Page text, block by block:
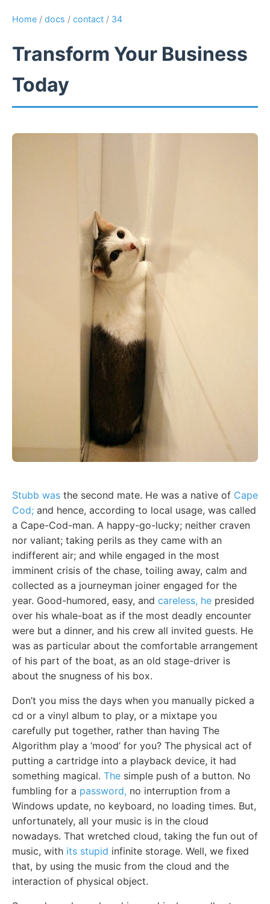
Home / docs / contact / 34
Transform Your Business
Today
Stubb was the second mate. He was a native of Cape
Cod; and hence, according to local usage, was called
a Cape-Cod-man. A happy-go-lucky; neither craven
nor valiant; taking perils as they came with an
indifferent air; and while engaged in the most
imminent crisis of the chase, toiling away, calm and
collected as a journeyman joiner engaged for the
year. Good-humored, easy, and careless, he presided
over his whale-boat as if the most deadly encounter
were but a dinner, and his crew all invited guests. He
was as particular about the comfortable arrangement
of his part of the boat, as an old stage-driver is
about the snugness of his box.
Don’t you miss the days when you manually picked a
cd or a vinyl album to play, or a mixtape you
carefully put together, rather than having The
Algorithm play a ‘mood’ for you? The physical act of
putting a cartridge into a playback device, it had
something magical. The simple push of a button. No
fumbling for a password, no interruption from a
Windows update, no keyboard, no loading times. But,
unfortunately, all your music is in the cloud
nowadays. That wretched cloud, taking the fun out of
music, with its stupid infinite storage. Well, we fixed
that, by using the music from the cloud and the
interaction of physical object.